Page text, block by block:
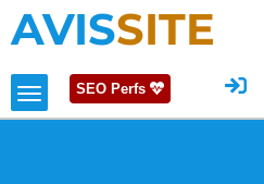
AVISSITE
SEO Perfs